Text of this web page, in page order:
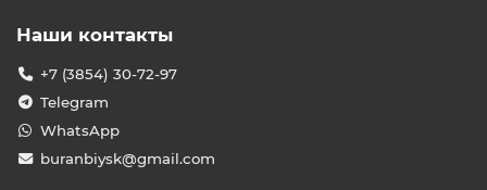
Наши контакты
+7 (3854) 30-72-97
Telegram
WhatsApp
buranbiysk@gmail.com